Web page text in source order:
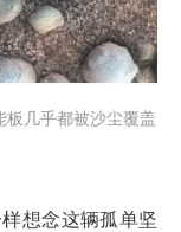
板几乎都被沙尘覆盖
想念这辆孤单坚